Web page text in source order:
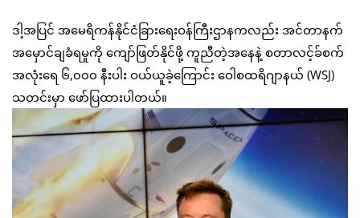
ဒါ့အပြင် အမေရိကန်နိုင်ငံခြားရေးဝန်ကြီးဌာနကလည်း အင်တာနက်
အမှောင်ချခံရမှုကို ကျော်ဖြတ်နိုင်ဖို့ ကူညီတဲ့အနေနဲ့ စတာလင့်ခ်စက်
အလုံးရေ ၆,၀၀၀ နီးပါး ဝယ်ယူခဲ့ကြောင်း ဝေါစထရိဂျာနယ် (WSJ)
သတင်းမှာ ဖော်ပြထားပါတယ်။